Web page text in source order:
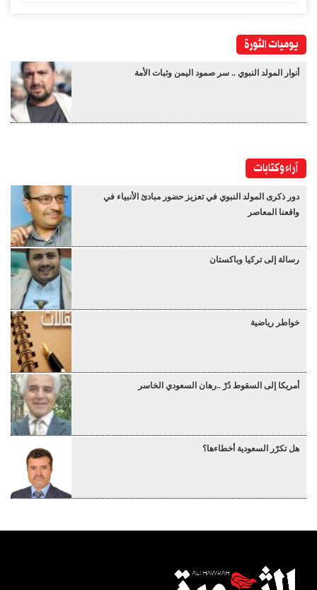
يوميات الثورة
أنوار المولد النبوي .. سر صمود اليمن وثبات الأمة
آراء وكتابات
دور ذكرى المولد النبوي في تعزيز حضور مبادئ الأنبياء في
واقعنا المعاصر
رسالة إلى تركيا وباكستان
خواطر رياضية
أمريكا إلى السقوط دُرْ ..رهان السعودي الخاسر
هل تكرّر السعودية أخطاءها؟